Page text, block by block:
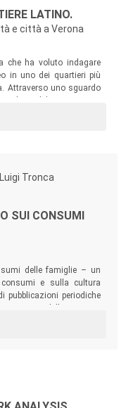
LATINO.
e città a Verona
che ha voluto indagare
in uno dei quartieri più
Attraverso uno sguardo
davvero peculiare nel
Tronca
SUI CONSUMI
delle famiglie – un
e sulla cultura
pubblicazioni periodiche